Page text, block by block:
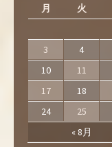
月
火
« 8月
3
4
10
11
17
18
24
25